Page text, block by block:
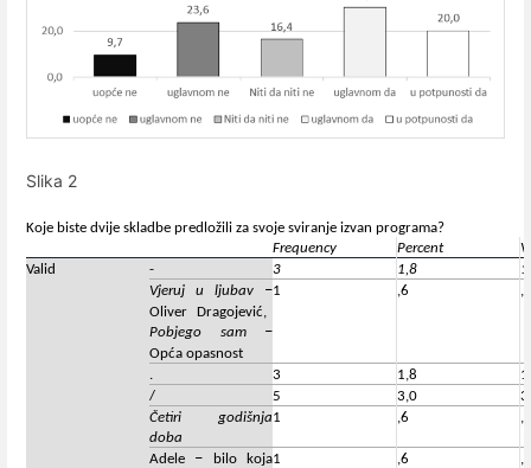
Slika 2
Koje biste dvije skladbe predložili za svoje sviranje izvan programa?
Frequency
Percent
Valid
- 3 1,8
Vjeruj u ljubav
–
Oliver Dragojević,
Pobjego sam
–
Opća opasnost
1 ,6 ,6
. 3 1,8
/
5 3,0
Četiri godišnja
doba
1 ,6 ,6
Adele –
bilo koja1 ,6 ,6